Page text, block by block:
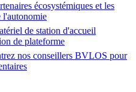
écosystémiques et les
l'autonomie
de station d'accueil
de plateforme
nos conseillers BVLOS pour